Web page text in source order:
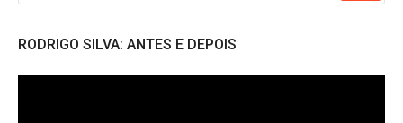
RODRIGO SILVA: ANTES E DEPOIS